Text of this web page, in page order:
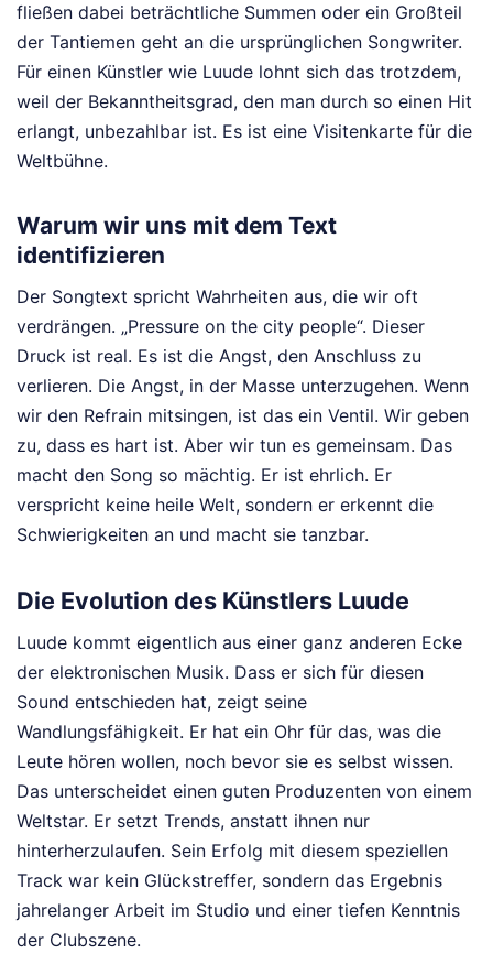
fließen dabei beträchtliche Summen oder ein Großteil
der Tantiemen geht an die ursprünglichen Songwriter.
Für einen Künstler wie Luude lohnt sich das trotzdem,
weil der Bekanntheitsgrad, den man durch so einen Hit
erlangt, unbezahlbar ist. Es ist eine Visitenkarte für die
Weltbühne.
Warum wir uns mit dem Text
identifizieren
Der Songtext spricht Wahrheiten aus, die wir oft
verdrängen. „Pressure on the city people“. Dieser
Druck ist real. Es ist die Angst, den Anschluss zu
verlieren. Die Angst, in der Masse unterzugehen. Wenn
wir den Refrain mitsingen, ist das ein Ventil. Wir geben
zu, dass es hart ist. Aber wir tun es gemeinsam. Das
macht den Song so mächtig. Er ist ehrlich. Er
verspricht keine heile Welt, sondern er erkennt die
Schwierigkeiten an und macht sie tanzbar.
Die Evolution des Künstlers Luude
Luude kommt eigentlich aus einer ganz anderen Ecke
der elektronischen Musik. Dass er sich für diesen
Sound entschieden hat, zeigt seine
Wandlungsfähigkeit. Er hat ein Ohr für das, was die
Leute hören wollen, noch bevor sie es selbst wissen.
Das unterscheidet einen guten Produzenten von einem
Weltstar. Er setzt Trends, anstatt ihnen nur
hinterherzulaufen. Sein Erfolg mit diesem speziellen
Track war kein Glückstreffer, sondern das Ergebnis
jahrelanger Arbeit im Studio und einer tiefen Kenntnis
der Clubszene.